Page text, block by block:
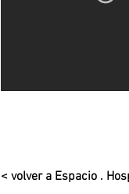
< volver a Espacio .